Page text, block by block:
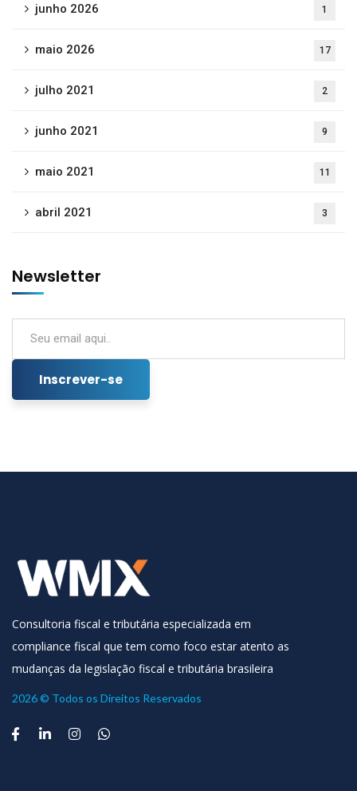
junho 2026 1
maio 2026 17
julho 2021 2
junho 2021 9
maio 2021 11
abril 2021 3
Newsletter
Consultoria fiscal e tributária especializada em
compliance fiscal que tem como foco estar atento as
mudanças da legislação fiscal e tributária brasileira
2026 © Todos os Direitos Reservados